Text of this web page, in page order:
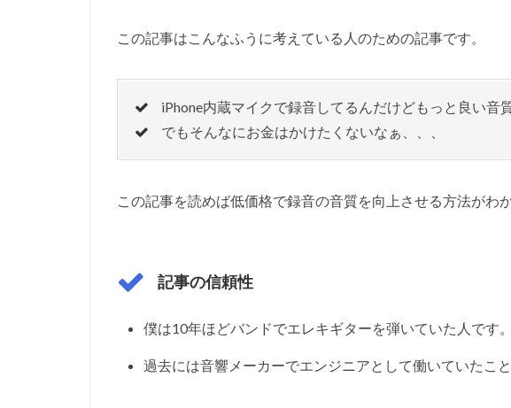
この記事はこんなふうに考えている人のための記事です。
iPhone内蔵マイクで録音してるんだけどもっと良い音
でもそんなにお金はかけたくないなぁ、、、
この記事を読めば低価格で録音の音質を向上させる方法がわか
記事の信頼性
僕は10年ほどバンドでエレキギターを弾いていた人です。
過去には音響メーカーでエンジニアとして働いていたこ